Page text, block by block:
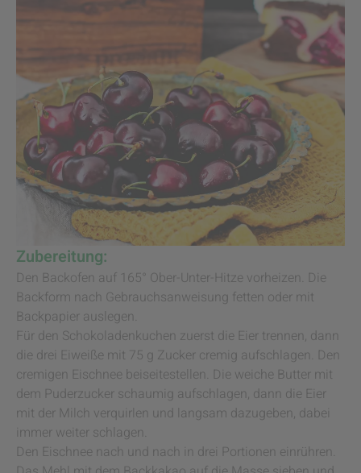
Zubereitung:
Den Backofen auf 165° Ober-Unter-Hitze vorheizen. Die
Backform nach Gebrauchsanweisung fetten oder mit
Backpapier auslegen.
Für den Schokoladenkuchen zuerst die Eier trennen, dann
die drei Eiweiße mit 75 g Zucker cremig aufschlagen. Den
cremigen Eischnee beiseitestellen. Die weiche Butter mit
dem Puderzucker schaumig aufschlagen, dann die Eier
mit der Milch verquirlen und langsam dazugeben, dabei
immer weiter schlagen.
Den Eischnee nach und nach in drei Portionen einrühren.